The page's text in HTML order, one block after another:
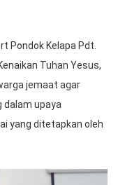
Pondok Kelapa Pdt.
Tuhan Yesus,
jemaat agar
dalam upaya
yang ditetapkan oleh